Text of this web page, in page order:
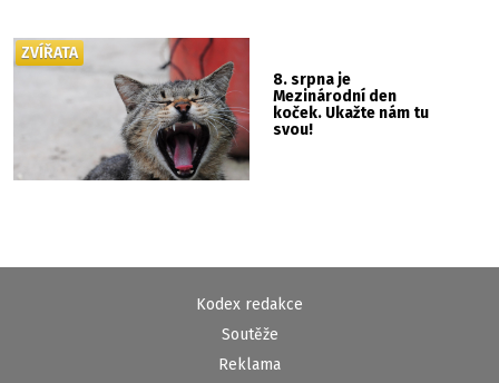
8. srpna je
Mezinárodní den
koček. Ukažte nám tu
svou!
ZVÍŘATA
Kodex redakce
Soutěže
Reklama